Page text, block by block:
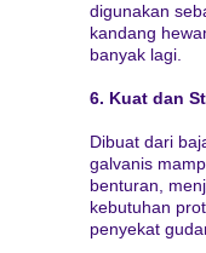
digunakan
kandang
banyak lagi.
6. Kuat dan
Dibuat dari
galvanis
benturan,
kebutuhan
penyekat